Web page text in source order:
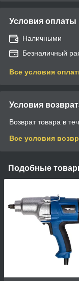
Условия оплаты
Наличными
Безналичный
Все условия
Условия
Возврат товара в
Все условия
Подобные